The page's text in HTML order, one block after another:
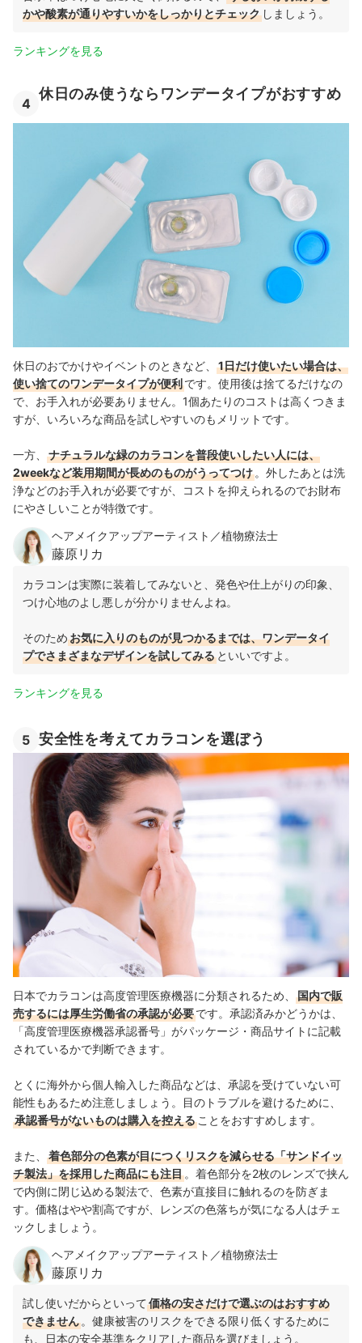
かや酸素が通りやすいかをしっかりとチェック しましょう。
ランキングを見る
4
休日のみ使うならワンデータイプがおすすめ
休日のおでかけやイベントのときなど、
1日だけ使いたい場合は、
使い捨てのワンデータイプが便利です。使用後は捨てるだけなの
で、お手入れが必要ありません。1個あたりのコストは高くつきま
すが、いろいろな商品を試しやすいのもメリットです。
一方、
ナチュラルな緑のカラコンを普段使いしたい人には、
2weekなど装用期間が長めのものがうってつけ 。外したあとは洗
浄などのお手入れが必要ですが、コストを抑えられるのでお財布
にやさしいことが特徴です。
ヘアメイクアップアーティスト／植物療法士
藤原リカ
カラコンは実際に装着してみないと、発色や仕上がりの印象、
つけ心地のよし悪しが分かりませんよね。
そのためお気に入りのものが見つかるまでは、ワンデータイ
プでさまざまなデザインを試してみる といいですよ。
ランキングを見る
5 安全性を考えてカラコンを選ぼう
日本でカラコンは高度管理医療機器に分類されるため、
国内で販
売するには厚生労働省の承認が必要です。承認済みかどうかは、
「高度管理医療機器承認番号」がパッケージ・商品サイトに記載
されているかで判断できます。
とくに海外から個人輸入した商品などは、承認を受けていない可
能性もあるため注意しましょう。目のトラブルを避けるために、
承認番号がないものは購入を控えることをおすすめします。
また、
着色部分の色素が目につくリスクを減らせる「サンドイッ
チ製法」を採用した商品にも注目。着色部分を2枚のレンズで挟ん
で内側に閉じ込める製法で、色素が直接目に触れるのを防ぎま
す。価格はやや割高ですが、レンズの色落ちが気になる人はチェ
ックしましょう。
ヘアメイクアップアーティスト／植物療法士
藤原リカ
試し使いだからといって価格の安さだけで選ぶのはおすすめ
できません。健康被害のリスクをできる限り低くするために
も、日本の安全基準をクリアした商品を選びましょう。